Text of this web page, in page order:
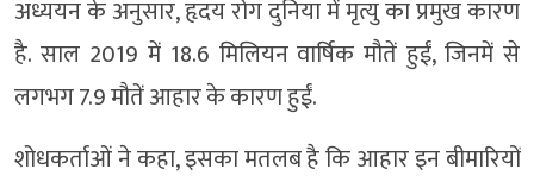
अध्ययन के अनुसार, हृदय रोग दुनिया में मृत्यु का प्रमुख कारण
है. साल 2019 में 18.6 मिलियन वार्षिक मौतें हुईं, जिनमें से
लगभग 7.9 मौतें आहार के कारण हुईं.
शोधकर्ताओं ने कहा, इसका मतलब है कि आहार इन बीमारियों